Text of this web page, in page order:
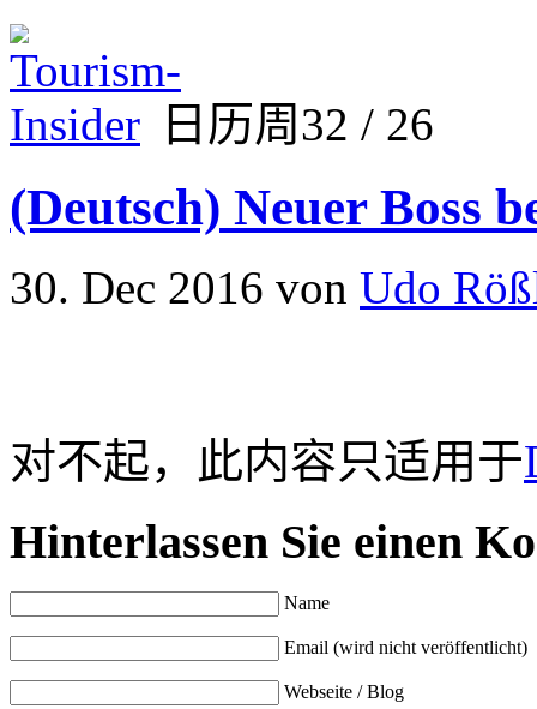
日历周32 / 26
(Deutsch) Neuer Boss
30. Dec 2016 von Udo
对不起，此内容只适用于
Hinterlassen Sie einen
Name
Email (wird nicht veröffentlicht)
Webseite / Blog